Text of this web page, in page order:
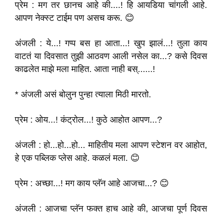
प्रेम : मग तर छानच आहे की....! हि आयडिया चांगली आहे.
आपण नेक्स्ट टाईम पण असच करू. 😊
अंजली : ये...! गप्प बस हा आता...! खुप झालं...! तुला काय
वाटतं या दिवसात तुझी आठवण आली नसेल का...? कसे दिवस
काढलेत माझे मला माहित. आता नाही बस्......!
* अंजली असं बोलुन पुन्हा त्याला मिठी मारतो.
प्रेम : ओय...! कंट्रोल...! कुठे आहोत आपण...?
अंजली : हो...हो...हो... माहितीय मला आपण स्टेशन वर आहोत,
हे एक पब्लिक प्लेस आहे. कळलं मला. 😊
प्रेम : अच्छा...! मग काय प्लॅन आहे आजचा...? 😊
अंजली : आजचा प्लॅन फक्त हाच आहे की, आजचा पूर्ण दिवस